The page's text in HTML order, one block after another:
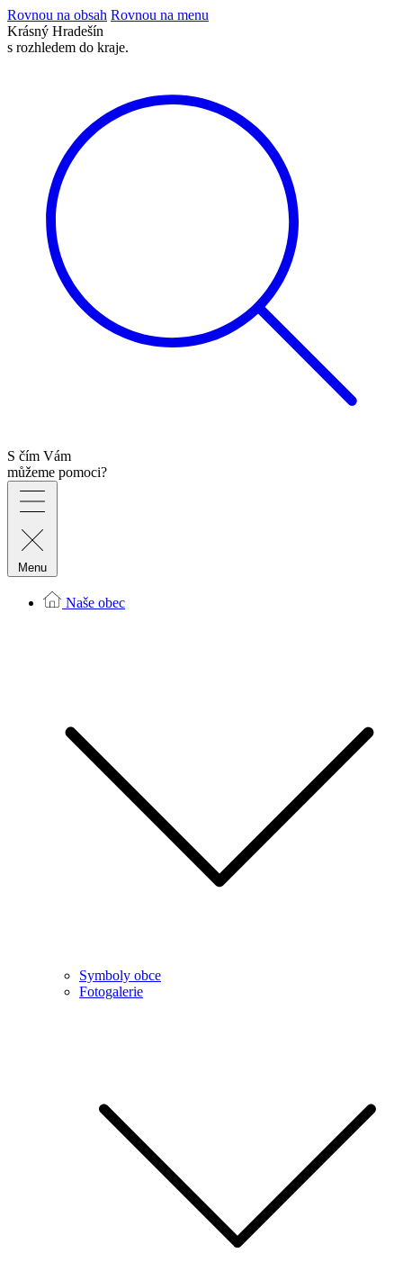
Rovnou na obsah Rovnou na menu
Krásný Hradešín
s rozhledem do kraje.
S čím Vám
můžeme pomoci?
Menu
Naše obec
Symboly obce
Fotogalerie